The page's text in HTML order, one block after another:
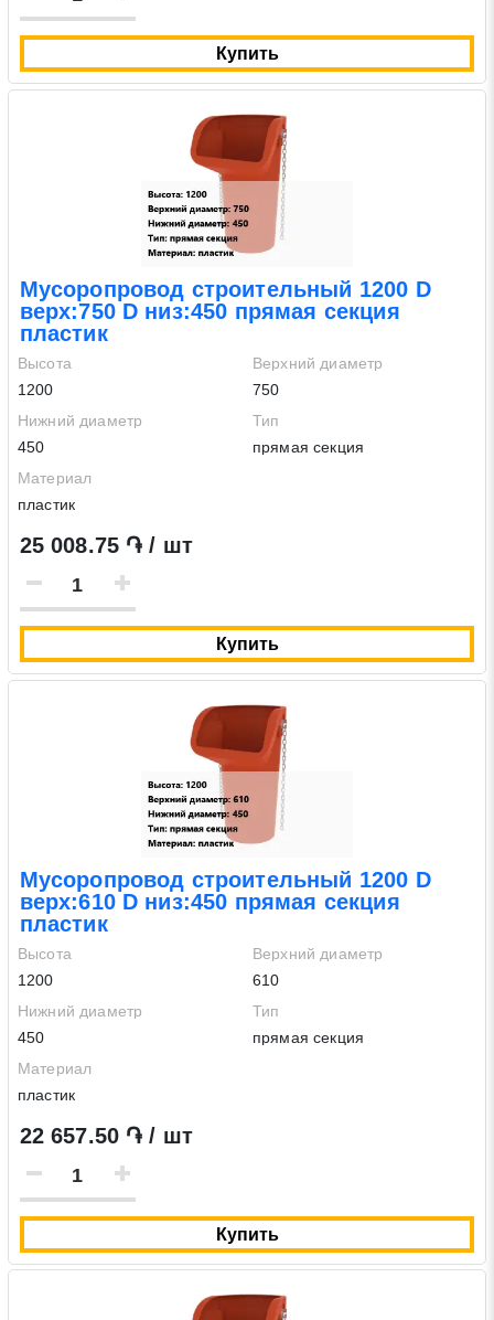
Купить
Мусоропровод строительный 1200 D
верх:750 D низ:450 прямая секция
пластик
Высота
1200
Верхний диаметр
750
Нижний диаметр
450
Тип
прямая секция
Материал
пластик
25 008.75 ֏ / шт
Купить
Мусоропровод строительный 1200 D
верх:610 D низ:450 прямая секция
пластик
Высота
1200
Верхний диаметр
610
Нижний диаметр
450
Тип
прямая секция
Материал
пластик
22 657.50 ֏ / шт
Купить